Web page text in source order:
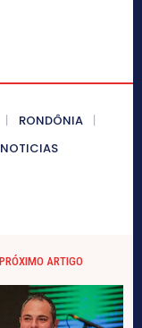
RONDÔNIA
PRÓXIMO ARTIGO